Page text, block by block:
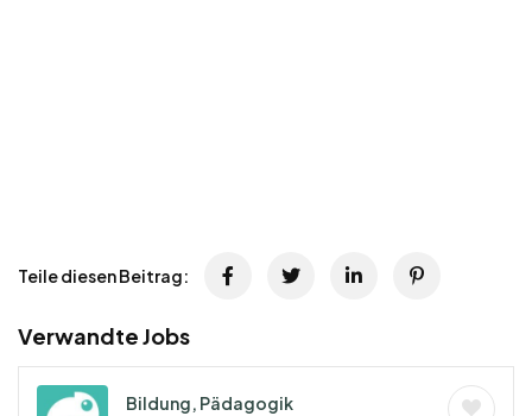
Teile diesen Beitrag:
Verwandte Jobs
Bildung, Pädagogik